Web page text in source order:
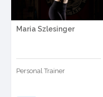
Maria Szlesinger
Personal Trainer